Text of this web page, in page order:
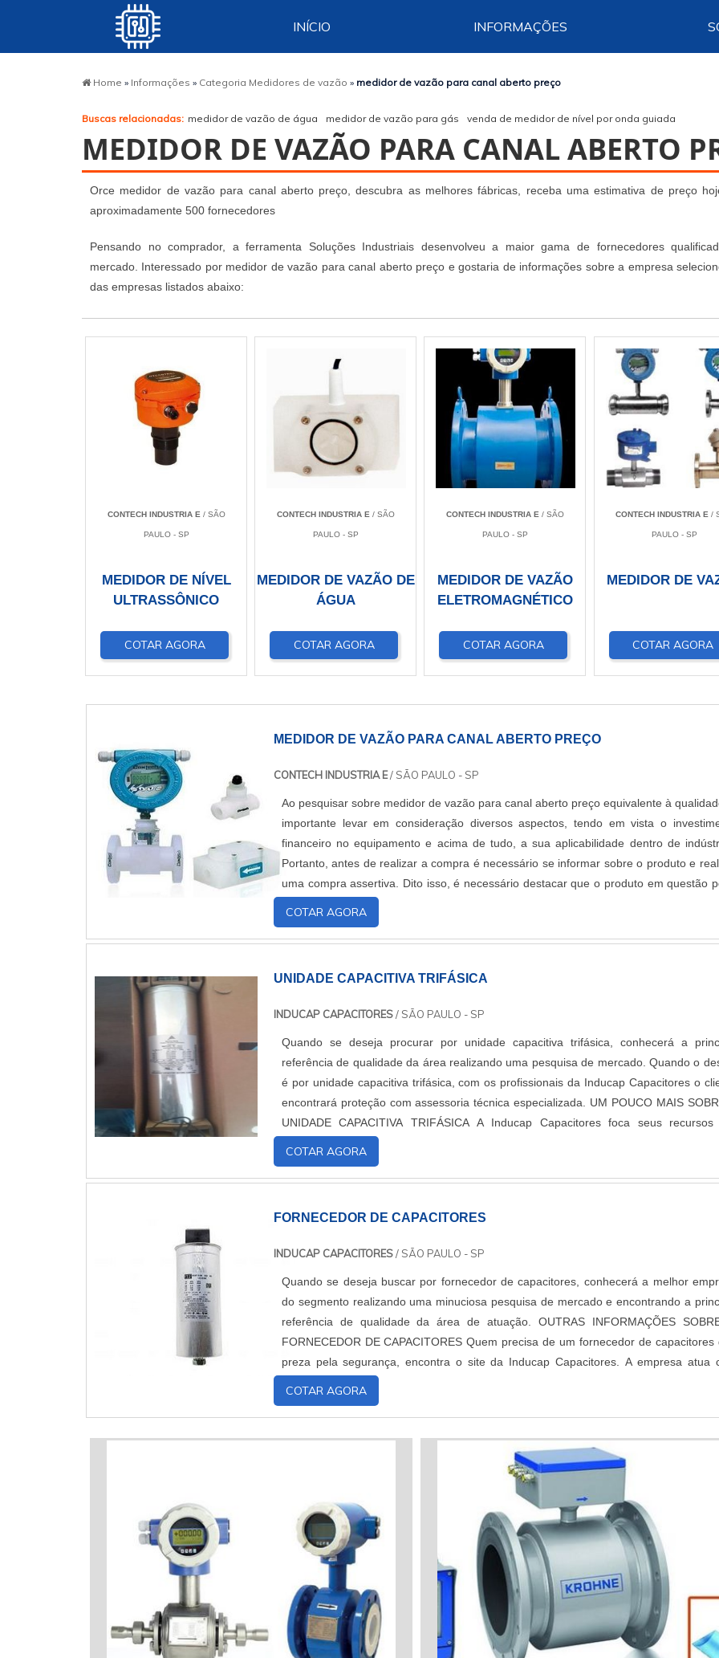
INÍCIO INFORMAÇÕES
Home » Informações » Categoria Medidores de vazão » medidor de vazão para canal aberto preço
Buscas relacionadas: medidor de vazão de água medidor de vazão para gás venda de medidor de nível por onda guiada
MEDIDOR DE VAZÃO PARA CANAL ABERTO
Orce medidor de vazão para canal aberto preço, descubra as melhores fábricas, receba uma estimativa de preço
aproximadamente 500 fornecedores
Pensando no comprador, a ferramenta Soluções Industriais desenvolveu a maior gama de fornecedores
mercado. Interessado por medidor de vazão para canal aberto preço e gostaria de informações sobre a empresa
das empresas listados abaixo:
CONTECH INDUSTRIA E / SÃO
PAULO - SP
MEDIDOR DE NÍVEL
ULTRASSÔNICO
COTAR AGORA
CONTECH INDUSTRIA E / SÃO
PAULO - SP
MEDIDOR DE VAZÃO DE
ÁGUA
COTAR AGORA
CONTECH INDUSTRIA E / SÃO
PAULO - SP
MEDIDOR DE VAZÃO
ELETROMAGNÉTICO
COTAR AGORA
CONTECH INDUSTRIA E /
PAULO - SP
MEDIDOR DE
COTAR AGORA
MEDIDOR DE VAZÃO PARA CANAL ABERTO PREÇO
CONTECH INDUSTRIA E/ SÃO PAULO - SP
Ao pesquisar sobre medidor de vazão para canal aberto preço equivalente à
importante levar em consideração diversos aspectos, tendo em vista o
financeiro no equipamento e acima de tudo, a sua aplicabilidade dentro de
Portanto, antes de realizar a compra é necessário se informar sobre o produto e
uma compra assertiva. Dito isso, é necessário destacar que o produto em questão
COTAR AGORA
UNIDADE CAPACITIVA TRIFÁSICA
INDUCAP CAPACITORES/ SÃO PAULO - SP
Quando se deseja procurar por unidade capacitiva trifásica, conhecerá a
referência de qualidade da área realizando uma pesquisa de mercado. Quando o
é por unidade capacitiva trifásica, com os profissionais da Inducap Capacitores o
encontrará proteção com assessoria técnica especializada. UM POUCO MAIS SOBRE A
UNIDADE CAPACITIVA TRIFÁSICA A Inducap Capacitores foca seus recursos em
proporcionar uma estrutura co...
COTAR AGORA
FORNECEDOR DE CAPACITORES
INDUCAP CAPACITORES/ SÃO PAULO - SP
Quando se deseja buscar por fornecedor de capacitores, conhecerá a melhor
do segmento realizando uma minuciosa pesquisa de mercado e encontrando a
referência de qualidade da área de atuação. OUTRAS INFORMAÇÕES SOBRE O
FORNECEDOR DE CAPACITORES Quem precisa de um fornecedor de capacitores que
preza pela segurança, encontra o site da Inducap Capacitores. A empresa atua
controlador de fator de potência 06 saídas e f...
COTAR AGORA